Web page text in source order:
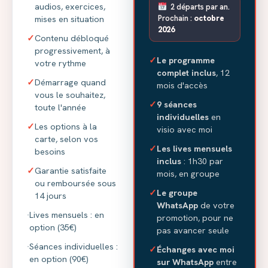
audios, exercices,
mises en situation
✓Contenu débloqué
progressivement, à
votre rythme
✓Démarrage quand
vous le souhaitez,
toute l'année
✓Les options à la
carte, selon vos
besoins
✓Garantie satisfaite
ou remboursée sous
14 jours
·Lives mensuels : en
option (35€)
·Séances individuelles :
en option (90€)
2 départs par an.
Prochain : octobre
2026
✓Le programme
complet inclus, 12
mois d'accès
✓9 séances
individuelles en
visio avec moi
✓Les lives mensuels
inclus : 1h30 par
mois, en groupe
✓Le groupe
WhatsApp de votre
promotion, pour ne
pas avancer seule
✓Échanges avec moi
sur WhatsApp entre